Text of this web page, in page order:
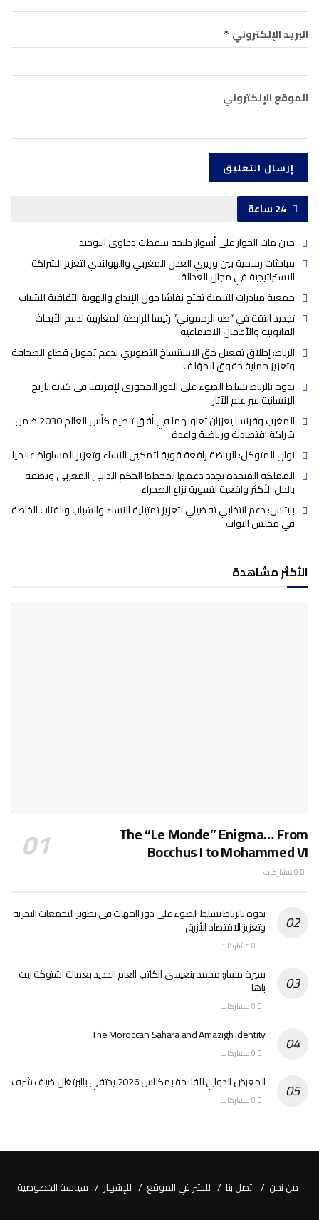
البريد الإلكتروني *
الموقع الإلكتروني
24 ساعة
حين مات الحوار على أسوار طنجة سقطت دعاوى التوحيد
مباحثات رسمية بين وزيري العدل المغربي والهولندي لتعزيز الشراكة
الاستراتيجية في مجال العدالة
جمعية مبادرات للتنمية تفتح نقاشا حول الإبداع والهوية الثقافية للشباب
تجديد الثقة في “طه الرحموني” رئيسا للرابطة المغاربية لدعم الأبحاث
القانونية والأعمال الاجتماعية
الرباط: إطلاق تفعيل حق الاستنساخ التصويري لدعم تمويل قطاع الصحافة
وتعزيز حماية حقوق المؤلف
ندوة بالرباط تسلط الضوء على الدور المحوري لإفريقيا في كتابة تاريخ
الإنسانية عبر علم الآثار
المغرب وفرنسا يعززان تعاونهما في أفق تنظيم كأس العالم 2030 ضمن
شراكة اقتصادية ورياضية واعدة
نوال المتوكل: الرياضة رافعة قوية لتمكين النساء وتعزيز المساواة عالميا
المملكة المتحدة تجدد دعمها لمخطط الحكم الذاتي المغربي وتصفه
بالحل الأكثر واقعية لتسوية نزاع الصحراء
بايتاس: دعم انتخابي تفضيلي لتعزيز تمثيلية النساء والشباب والفئات الخاصة
في مجلس النواب
الأكثر مشاهدة
The “Le Monde” Enigma… From
Bocchus I to Mohammed VI
ندوة بالرباط تسلط الضوء على دور الجهات في تطوير التجمعات البحرية
وتعزيز الاقتصاد الأزرق
سيرة مسار: محمد بنعيسى الكاتب العام الجديد بعمالة اشتوكة ايت
باها
The Moroccan Sahara and Amazigh Identity
المعرض الدولي للفلاحة بمكناس 2026 يحتفي بالبرتغال ضيف شرف
من نحن اتصل بنا للنشر في الموقع للإشهار سياسة الخصوصية